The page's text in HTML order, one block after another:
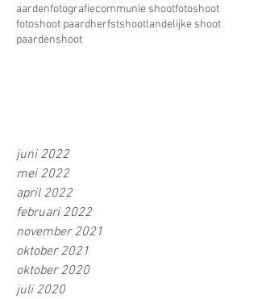
aardenfotografiecommunie shootfotoshoot
fotoshoot paardherfstshootlandelijke shoot
paardenshoot
juni 2022
mei 2022
april 2022
februari 2022
november 2021
oktober 2021
oktober 2020
juli 2020